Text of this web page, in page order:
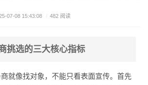
07-08 15:43:08 / 482 阅读
挑选的三大核心指标
就像找对象，不能只看表面宣传。首先